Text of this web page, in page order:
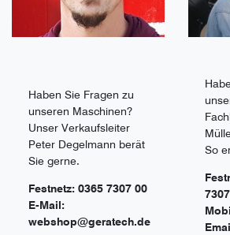
Haben Sie Fragen zu
unseren Maschinen?
Unser Verkaufsleiter
Peter Degelmann berät
Sie gerne.
Festnetz: 0365 7307 00
E-Mail:
webshop@geratech.de
So